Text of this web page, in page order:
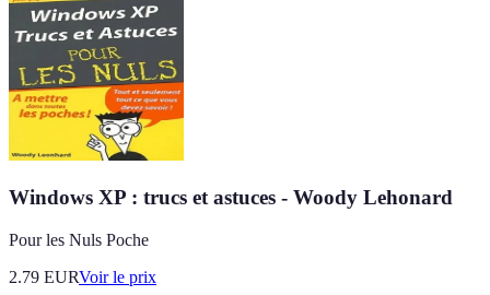
Windows XP : trucs et astuces - Woody Lehonard
Pour les Nuls Poche
2.79 EURVoir le prix